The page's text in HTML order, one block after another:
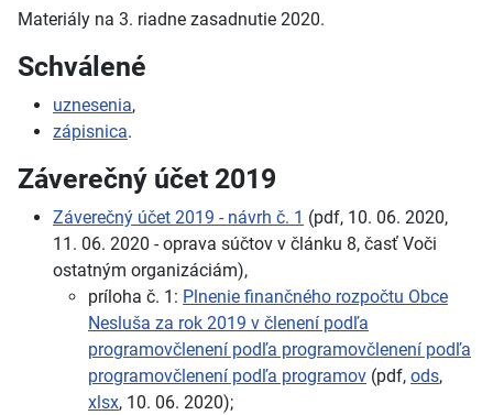
Materiály na 3. riadne zasadnutie 2020.
Schválené
uznesenia,
zápisnica.
Záverečný účet 2019
Záverečný účet 2019 - návrh č. 1 (pdf, 10. 06. 2020,
11. 06. 2020 - oprava súčtov v článku 8, časť Voči
ostatným organizáciám),
príloha č. 1: Plnenie finančného rozpočtu Obce
Nesluša za rok 2019 v členení podľa
programovčlenení podľa programovčlenení podľa
programovčlenení podľa programov (pdf, ods,
xlsx, 10. 06. 2020);